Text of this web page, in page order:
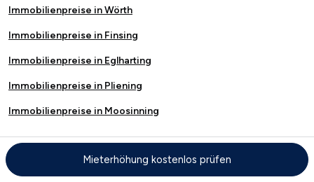
Immobilienpreise in Wörth
Immobilienpreise in Finsing
Immobilienpreise in Eglharting
Immobilienpreise in Pliening
Immobilienpreise in Moosinning
Kostenloser Immobilienwertrechner
Mieterhöhung kostenlos prüfen